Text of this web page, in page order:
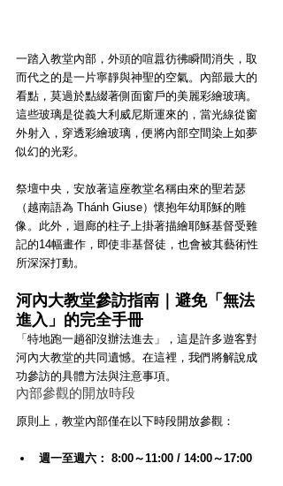
一踏入教堂內部，外頭的喧囂彷彿瞬間消失，取
而代之的是一片寧靜與神聖的空氣。內部最大的
看點，莫過於點綴著側面窗戶的美麗彩繪玻璃。
這些玻璃是從義大利威尼斯運來的，當光線從窗
外射入，穿透彩繪玻璃，便將內部空間染上如夢
似幻的光彩。
祭壇中央，安放著這座教堂名稱由來的聖若瑟
（越南語為 Thánh Giuse）懷抱年幼耶穌的雕
像。此外，迴廊的柱子上掛著描繪耶穌基督受難
記的14幅畫作，即使非基督徒，也會被其藝術性
所深深打動。
河內大教堂參訪指南｜避免「無法
進入」的完全手冊
「特地跑一趟卻沒辦法進去」，這是許多遊客對
河內大教堂的共同遺憾。在這裡，我們將解說成
功參訪的具體方法與注意事項。
內部參觀的開放時段
原則上，教堂內部僅在以下時段開放參觀：
週一至週六： 8:00～11:00 / 14:00～17:00